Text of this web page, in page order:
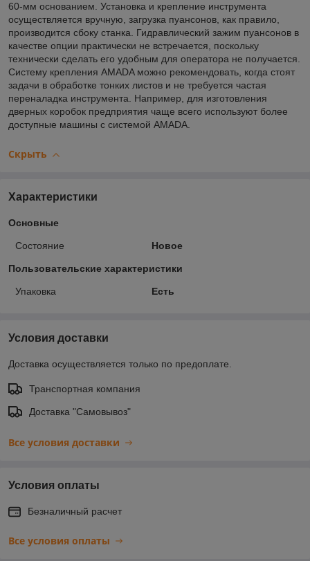
60-мм основанием. Установка и крепление инструмента
осуществляется вручную, загрузка пуансонов, как правило,
производится сбоку станка. Гидравлический зажим пуансонов в
качестве опции практически не встречается, поскольку
технически сделать его удобным для оператора не получается.
Систему крепления AMADA можно рекомендовать, когда стоят
задачи в обработке тонких листов и не требуется частая
переналадка инструмента. Например, для изготовления
дверных коробок предприятия чаще всего используют более
доступные машины с системой AMADA.
Скрыть
Характеристики
Основные
Состояние Новое
Пользовательские характеристики
Упаковка Есть
Условия доставки
Доставка осуществляется только по предоплате.
Транспортная компания
Доставка "Самовывоз"
Все условия доставки
Условия оплаты
Безналичный расчет
Все условия оплаты